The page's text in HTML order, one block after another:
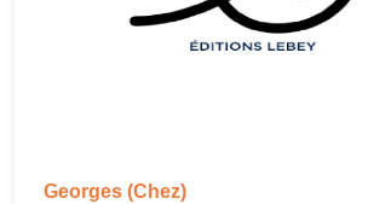
Georges (Chez)